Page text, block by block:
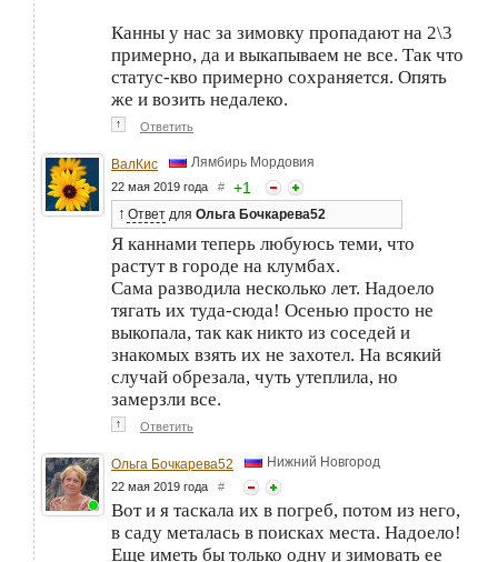
Канны у нас за зимовку пропадают на 2\3
примерно, да и выкапываем не все. Так что
статус-кво примерно сохраняется. Опять
же и возить недалеко.
↑ Ответить
ВалКис Лямбирь Мордовия
22 мая 2019 года # +1
↑ Ответ для Ольга Бочкарева52
Я каннами теперь любуюсь теми, что
растут в городе на клумбах.
Сама разводила несколько лет. Надоело
тягать их туда-сюда! Осенью просто не
выкопала, так как никто из соседей и
знакомых взять их не захотел. На всякий
случай обрезала, чуть утеплила, но
замерзли все.
↑ Ответить
Ольга Бочкарева52 Нижний Новгород
22 мая 2019 года #
Вот и я таскала их в погреб, потом из него,
в саду металась в поисках места. Надоело!
Еще иметь бы только одну и зимовать ее